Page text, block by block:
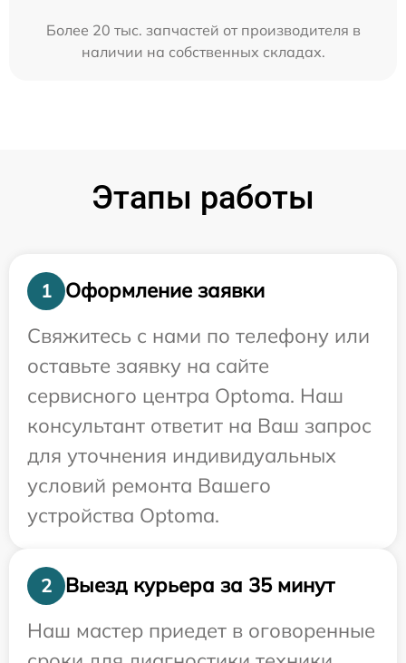
Более 20 тыс. запчастей от производителя в
наличии на собственных складах.
Этапы работы
1
Оформление заявки
Свяжитесь с нами по телефону или
оставьте заявку на сайте
сервисного центра Optoma. Наш
консультант ответит на Ваш запрос
для уточнения индивидуальных
условий ремонта Вашего
устройства Optoma.
2
Выезд курьера за 35 минут
Наш мастер приедет в оговоренные